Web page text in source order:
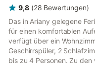
9,8 (28 Bewertungen)
Das in Ariany gelegene
für einen komfortablen
verfügt über ein
Geschirrspüler, 2
bis zu 4 Personen. Zu